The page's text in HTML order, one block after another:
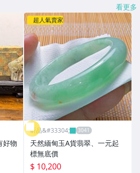
看更多
好物
超人氣賣家
昕品&#33304;
天然緬甸玉A貨翡翠、一元起
標無底價
$ 10,200